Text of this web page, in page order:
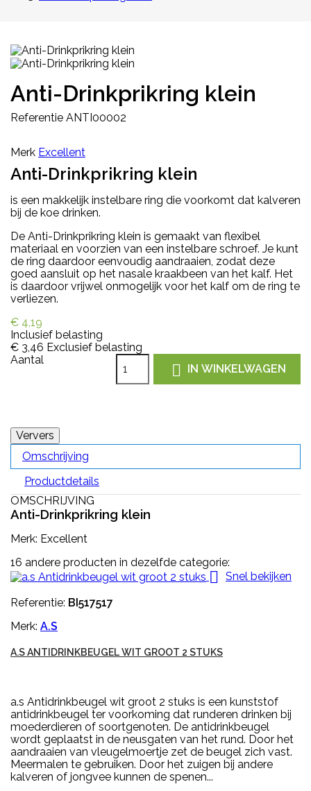
Anti-Drinkprikring klein
Referentie ANTI00002
Merk Excellent
Anti-Drinkprikring klein
is een makkelijk instelbare ring die voorkomt dat kalveren
bij de koe drinken.
De Anti-Drinkprikring klein is gemaakt van flexibel
materiaal en voorzien van een instelbare schroef. Je kunt
de ring daardoor eenvoudig aandraaien, zodat deze
goed aansluit op het nasale kraakbeen van het kalf. Het
is daardoor vrijwel onmogelijk voor het kalf om de ring te
verliezen.
€ 4,19
Inclusief belasting
€ 3,46 Exclusief belasting
Aantal
 IN WINKELWAGEN
Omschrijving
Productdetails
OMSCHRIJVING
Anti-Drinkprikring klein
Merk: Excellent
16 andere producten in dezelfde categorie:
 Snel bekijken
Referentie: BI517517
Merk: A.S
A.S ANTIDRINKBEUGEL WIT GROOT 2 STUKS
a.s Antidrinkbeugel wit groot 2 stuks is een kunststof
antidrinkbeugel ter voorkoming dat runderen drinken bij
moederdieren of soortgenoten. De antidrinkbeugel
wordt geplaatst in de neusgaten van het rund. Door het
aandraaien van vleugelmoertje zet de beugel zich vast.
Meermalen te gebruiken. Door het zuigen bij andere
kalveren of jongvee kunnen de spenen...